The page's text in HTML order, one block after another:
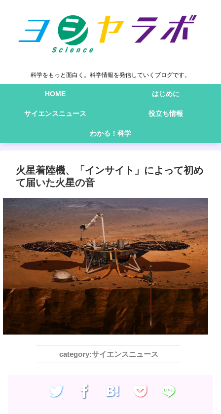
科学をもっと面白く。科学情報を発信していくブログです。
HOME はじめに
サイエンスニュース 役立ち情報
わかる！科学
火星着陸機、「インサイト」によって初め
て届いた火星の音
サイエンスニュース